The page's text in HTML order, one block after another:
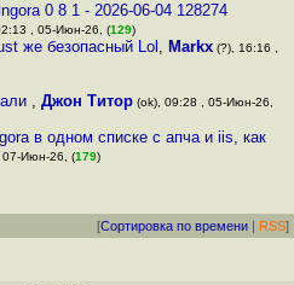
0 8 1 - 2026-06-04 128274
, 05-Июн-26, (129)
же безопасный Lol , Markx(?), 16:16 ,
,Джон Титор (ok), 09:28 , 05-Июн-26,
в одном списке с апча и iis, как
07-Июн-26, (179)
[Сортировка по времени | RSS]